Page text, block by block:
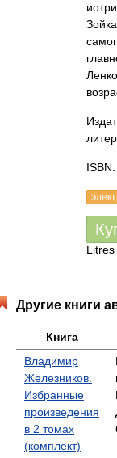
Litres
Другие книги
Книга
Владимир
Железников.
Избранные
произведения
в 2 томах
(комплект)